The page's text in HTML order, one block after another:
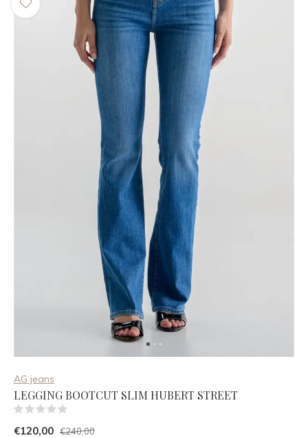
AG jeans
LEGGING BOOTCUT SLIM HUBERT STREET
€120,00 €240,00